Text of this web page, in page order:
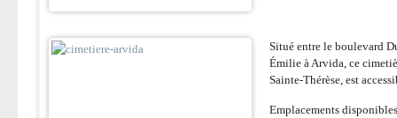
Situé entre le boulevard
Émilie à Arvida, ce
Sainte-Thérèse, est
Emplacements disponibles